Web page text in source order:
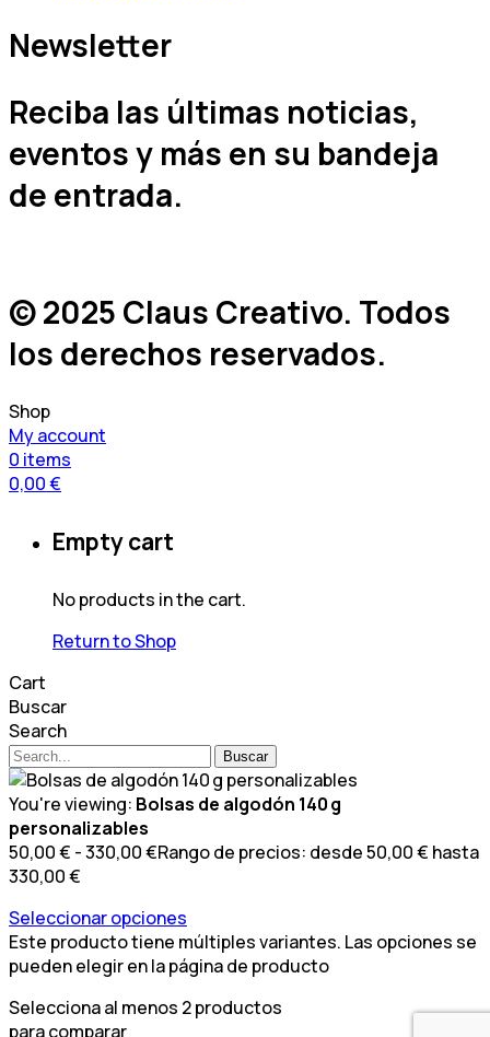
Newsletter
Reciba las últimas noticias,
eventos y más en su bandeja
de entrada.
© 2025 Claus Creativo. Todos
los derechos reservados.
Shop
My account
0 items
0,00€
Empty cart
No products in the cart.
Return to Shop
Cart
Buscar
Search
Buscar
You're viewing: Bolsas de algodón 140 g
personalizables
50,00€ -330,00€Rango de precios: desde 50,00 € hasta
330,00 €
Seleccionar opciones
Este producto tiene múltiples variantes. Las opciones se
pueden elegir en la página de producto
Selecciona al menos 2 productos
para comparar